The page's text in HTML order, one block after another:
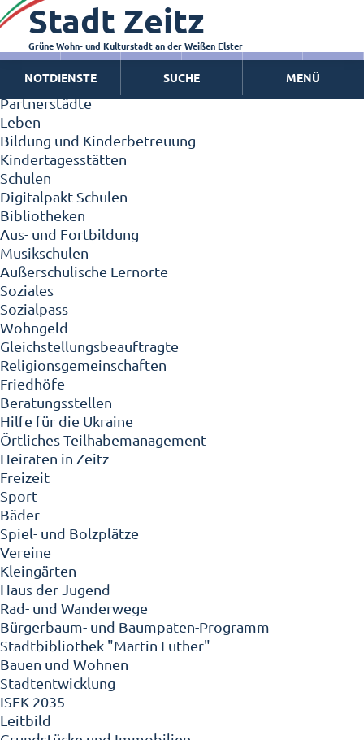
Zeitz - Die Kleinstadt
Willkommen in Zeitz!
Interview mit Oberbürgermeister Christian Thieme
Zeitz - Stadt der Zukunft
Ortschaften
Partnerstädte
Leben
Bildung und Kinderbetreuung
Kindertagesstätten
Schulen
Digitalpakt Schulen
Bibliotheken
Aus- und Fortbildung
Musikschulen
Außerschulische Lernorte
Soziales
Sozialpass
Wohngeld
Gleichstellungsbeauftragte
Religionsgemeinschaften
Friedhöfe
Beratungsstellen
Hilfe für die Ukraine
Örtliches Teilhabemanagement
Heiraten in Zeitz
Freizeit
Sport
Bäder
Spiel- und Bolzplätze
Vereine
Kleingärten
Haus der Jugend
Rad- und Wanderwege
Bürgerbaum- und Baumpaten-Programm
Stadtbibliothek "Martin Luther"
Bauen und Wohnen
Stadtentwicklung
ISEK 2035
Leitbild
Stadt Zeitz
Grüne Wohn- und Kulturstadt an der Weißen Elster
NOTDIENSTE SUCHE MENÜ